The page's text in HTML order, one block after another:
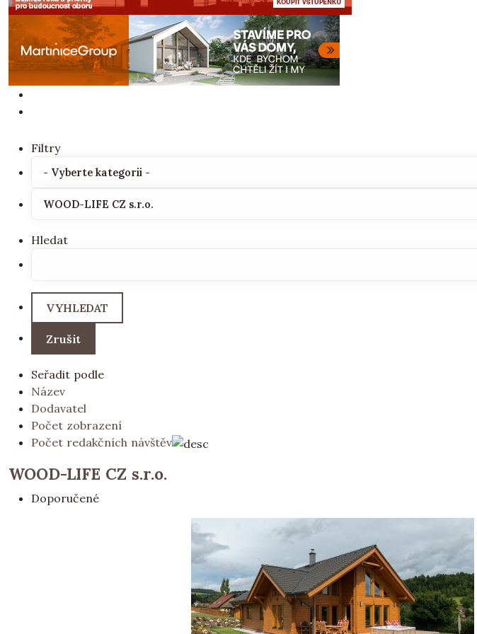
Filtry
Hledat
Seřadit podle
Název
Dodavatel
Počet zobrazení
Počet redakčních návštěv
WOOD-LIFE CZ s.r.o.
Doporučené